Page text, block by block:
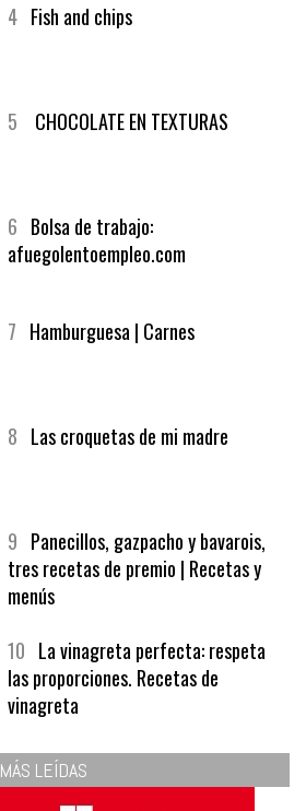
4 Fish and chips
5 CHOCOLATE EN TEXTURAS
6 Bolsa de trabajo:
afuegolentoempleo.com
7 Hamburguesa | Carnes
8 Las croquetas de mi madre
9 Panecillos, gazpacho y bavarois,
tres recetas de premio | Recetas y
menús
10 La vinagreta perfecta: respeta
las proporciones. Recetas de
vinagreta
MÁS LEÍDAS